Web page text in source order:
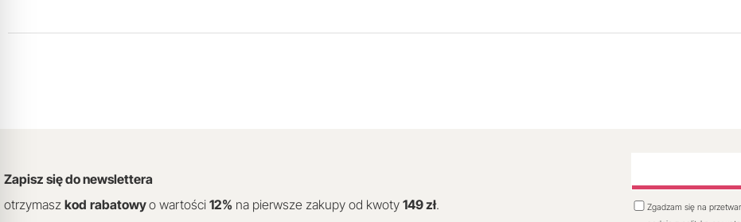
Zapisz się do newslettera
otrzymasz kod rabatowyo wartości 12% na pierwsze zakupy od kwoty 149 zł.
Zgadzam się na